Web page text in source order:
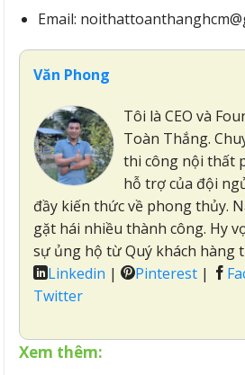
Email:
Văn Phong
Tôi là CEO và
Toàn Thắng.
thi công nội thất
hỗ trợ của đội
đầy kiến thức về phong thủy.
gặt hái nhiều thành công. Hy
sự ủng hộ từ Quý khách hàng
Linkedin | Pinterest |
Twitter
Xem thêm: